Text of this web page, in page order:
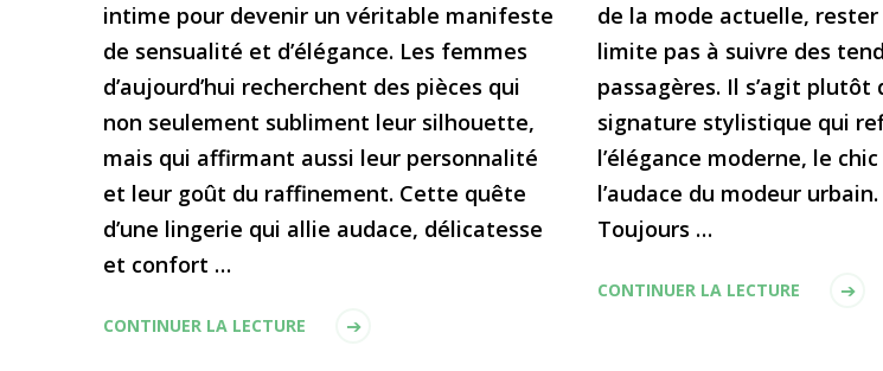
intime pour devenir un véritable manifeste
de sensualité et d’élégance. Les femmes
d’aujourd’hui recherchent des pièces qui
non seulement subliment leur silhouette,
mais qui affirmant aussi leur personnalité
et leur goût du raffinement. Cette quête
d’une lingerie qui allie audace, délicatesse
et confort …
CONTINUER LA LECTURE
de la mode actuelle,
limite pas à suivre des
passagères. Il s’agit plutôt
signature stylistique qui
l’élégance moderne, le
l’audace du modeur
Toujours …
CONTINUER LA LECTURE